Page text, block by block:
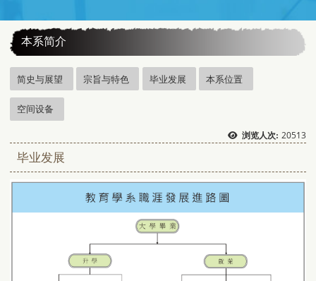
本系简介
简史与展望 宗旨与特色 毕业发展 本系位置
空间设备
浏览人次: 20513
毕业发展